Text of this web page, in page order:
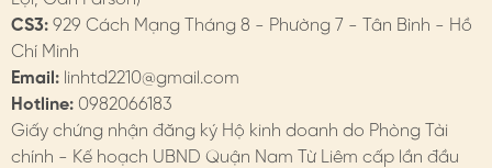
CS3: 929 Cách Mạng Tháng 8 - Phường 7 - Tân Bình - Hồ
Chí Minh
Email: linhtd2210@gmail.com
Hotline: 0982066183
Giấy chứng nhận đăng ký Hộ kinh doanh do Phòng Tài
chính - Kế hoạch UBND Quận Nam Từ Liêm cấp lần đầu